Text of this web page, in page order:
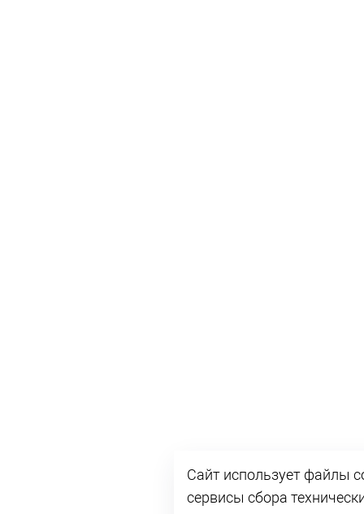
Сайт использует файлы
сервисы сбора